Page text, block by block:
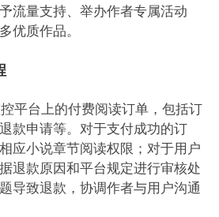
流量支持、举办作者专属活动
优质作品。
控平台上的付费阅读订单，包括订
款申请等。对于支付成功的订
应小说章节阅读权限；对于用户
退款原因和平台规定进行审核处
导致退款，协调作者与用户沟通